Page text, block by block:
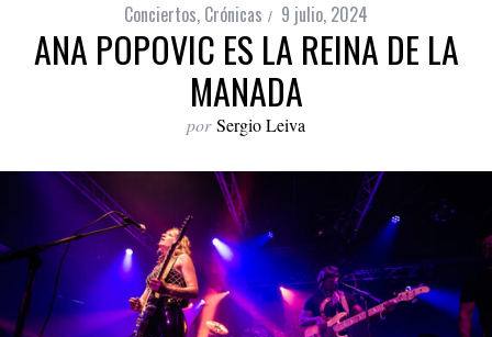
Conciertos, Crónicas 9 julio, 2024
ANA POPOVIC ES LA REINA DE LA
MANADA
por Sergio Leiva